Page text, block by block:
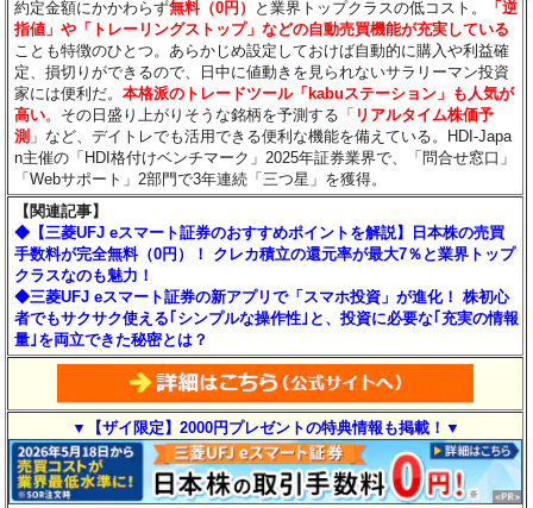
約定金額にかかわらず無料（0円） と業界トップクラスの低コスト。
「逆
指値」や「トレーリングストップ」などの自動売買機能が充実している
ことも特徴のひとつ。あらかじめ設定しておけば自動的に購入や利益確
定、損切りができるので、日中に値動きを見られないサラリーマン投資
家には便利だ。本格派のトレードツール「kabuステーション」も人気が
高い。その日盛り上がりそうな銘柄を予測する「 リアルタイム株価予
測 」など、デイトレでも活用できる便利な機能を備えている。HDI-Japa
n主催の「HDI格付けベンチマーク」2025年証券業界で、「問合せ窓口」
「Webサポート」2部門で3年連続「三つ星」を獲得。
【関連記事】
◆【三菱UFJ eスマート証券のおすすめポイントを解説】日本株の売買
手数料が完全無料（0円）！ クレカ積立の還元率が最大7％と業界トップ
クラスなのも魅力！
◆三菱UFJ eスマート証券の新アプリで「スマホ投資」が進化！ 株初心
者でもサクサク使える｢シンプルな操作性｣と、投資に必要な｢充実の情報
量｣を両立できた秘密とは？
▼【ザイ限定】2000円プレゼントの特典情報も掲載！▼